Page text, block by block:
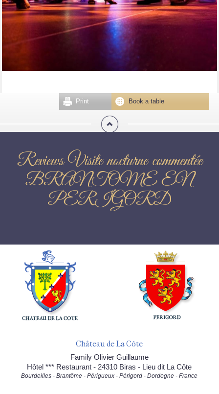
Book a table
Print
Reviews Visite nocturne commentée
BRANTOME EN
PERIGORD
Château de La Côte
Family Olivier Guillaume
Hôtel *** Restaurant - 24310 Biras - Lieu dit La Côte
Bourdeilles - Brantôme - Périgueux - Périgord - Dordogne - France